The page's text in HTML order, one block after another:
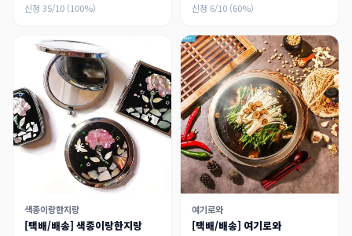
신청 35/10 (100%) 신청 6/10 (60%)
색종이랑한지랑
[택배/배송] 색종이랑한지랑
여기로와
[택배/배송] 여기로와